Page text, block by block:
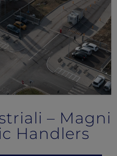
– Magni
Handlers